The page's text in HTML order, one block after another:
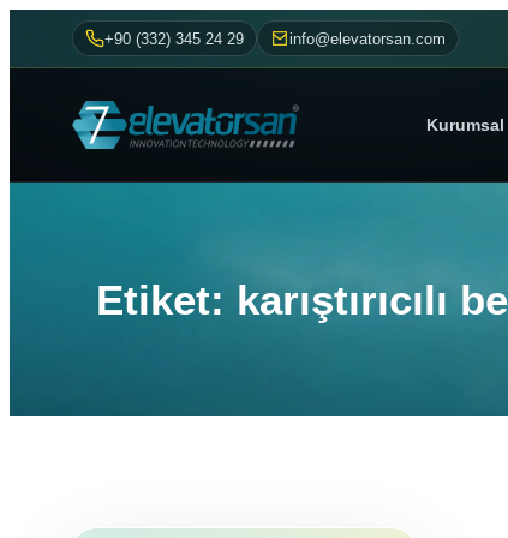
+90 (332) 345 24 29 info@elevatorsan.com
Kurumsal
Etiket: karıştırıcılı